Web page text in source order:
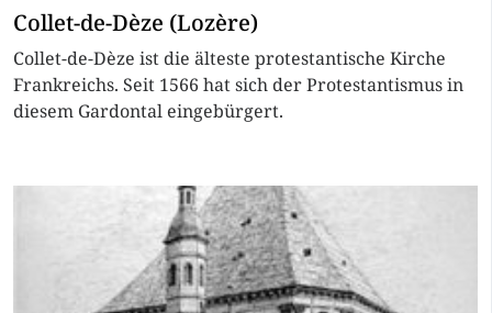
Collet-de-Dèze (Lozère)
Collet-de-Dèze ist die älteste protestantische Kirche
Frankreichs. Seit 1566 hat sich der Protestantismus in
diesem Gardontal eingebürgert.